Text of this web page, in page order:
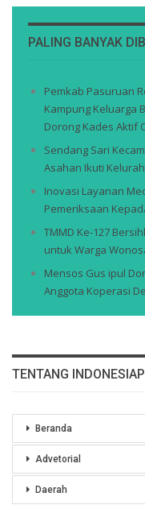
PALING BANYAK
Pemkab Pasuruan
Kampung Keluarga
Dorong Kades Aktif
Sendang Sari
Asahan Ikuti
Inovasi Layanan
Pemeriksaan
TMMD Ke-127
untuk Warga
Mensos Gus ipul
Anggota Koperasi
TENTANG
Beranda
Advetorial
Daerah